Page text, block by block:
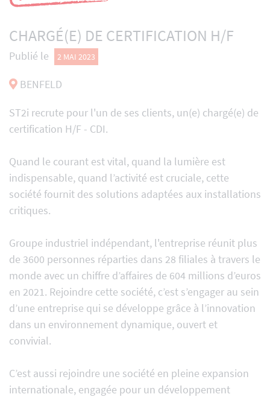
CHARGÉ(E) DE CERTIFICATION H/F
Publié le 2 MAI 2023
BENFELD
ST2i recrute pour l'un de ses clients, un(e) chargé(e) de
certification H/F - CDI.
Quand le courant est vital, quand la lumière est
indispensable, quand l’activité est cruciale, cette
société fournit des solutions adaptées aux installations
critiques.
Groupe industriel indépendant, l'entreprise réunit plus
de 3600 personnes réparties dans 28 filiales à travers le
monde avec un chiffre d’affaires de 604 millions d’euros
en 2021. Rejoindre cette société, c’est s’engager au sein
d’une entreprise qui se développe grâce à l’innovation
dans un environnement dynamique, ouvert et
convivial.
C’est aussi rejoindre une société en pleine expansion
internationale, engagée pour un développement